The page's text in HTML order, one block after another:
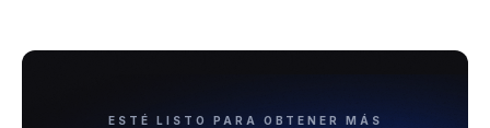
ESTÉ LISTO PARA OBTENER MÁS